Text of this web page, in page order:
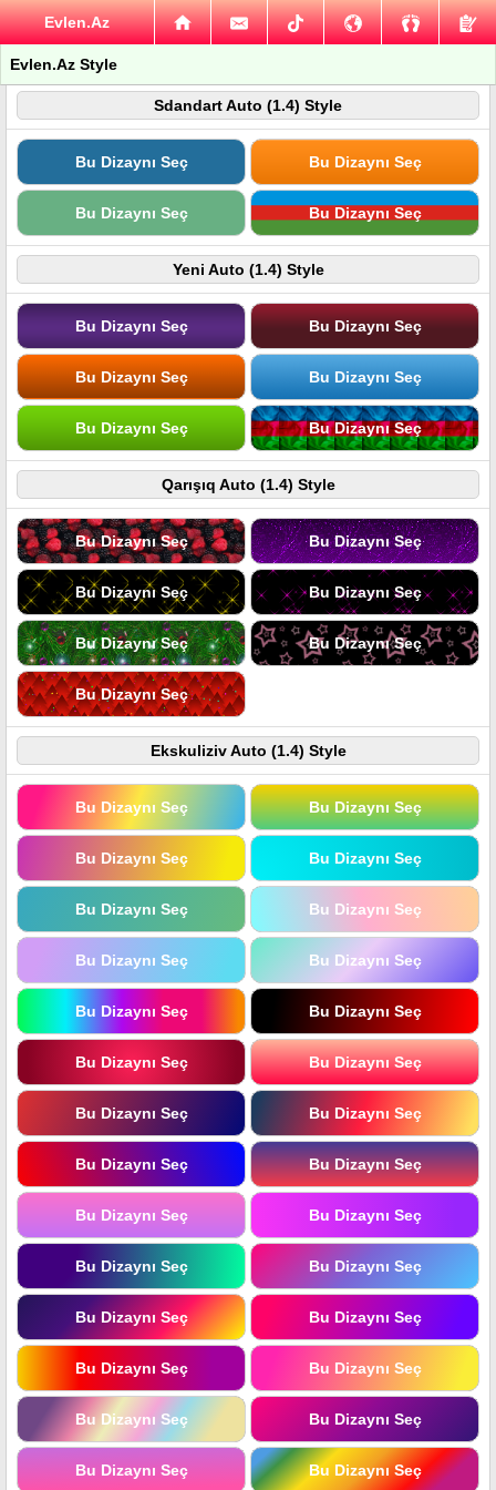
Evlen.Az
Evlen.Az Style
Sdandart Auto (1.4) Style
Bu Dizaynı Seç Bu Dizaynı Seç
Bu Dizaynı Seç Bu Dizaynı Seç
Yeni Auto (1.4) Style
Bu Dizaynı Seç Bu Dizaynı Seç
Bu Dizaynı Seç Bu Dizaynı Seç
Bu Dizaynı Seç Bu Dizaynı Seç
Qarışıq Auto (1.4) Style
Bu Dizaynı Seç Bu Dizaynı Seç
Bu Dizaynı Seç Bu Dizaynı Seç
Bu Dizaynı Seç Bu Dizaynı Seç
Bu Dizaynı Seç
Ekskuliziv Auto (1.4) Style
Bu Dizaynı Seç Bu Dizaynı Seç
Bu Dizaynı Seç Bu Dizaynı Seç
Bu Dizaynı Seç Bu Dizaynı Seç
Bu Dizaynı Seç Bu Dizaynı Seç
Bu Dizaynı Seç Bu Dizaynı Seç
Bu Dizaynı Seç Bu Dizaynı Seç
Bu Dizaynı Seç Bu Dizaynı Seç
Bu Dizaynı Seç Bu Dizaynı Seç
Bu Dizaynı Seç Bu Dizaynı Seç
Bu Dizaynı Seç Bu Dizaynı Seç
Bu Dizaynı Seç Bu Dizaynı Seç
Bu Dizaynı Seç Bu Dizaynı Seç
Bu Dizaynı Seç Bu Dizaynı Seç
Bu Dizaynı Seç Bu Dizaynı Seç